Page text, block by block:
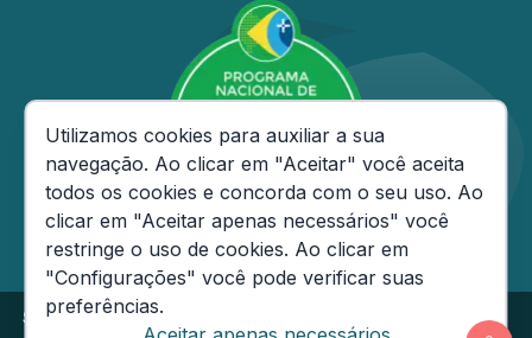
Secretaria de Estado da Fazenda do Amazonas
Consentimento de Cookies
Utilizamos cookies para auxiliar a sua
navegação. Ao clicar em "Aceitar" você aceita
todos os cookies e concorda com o seu uso. Ao
clicar em "Aceitar apenas necessários" você
restringe o uso de cookies. Ao clicar em
"Configurações" você pode verificar suas
preferências.